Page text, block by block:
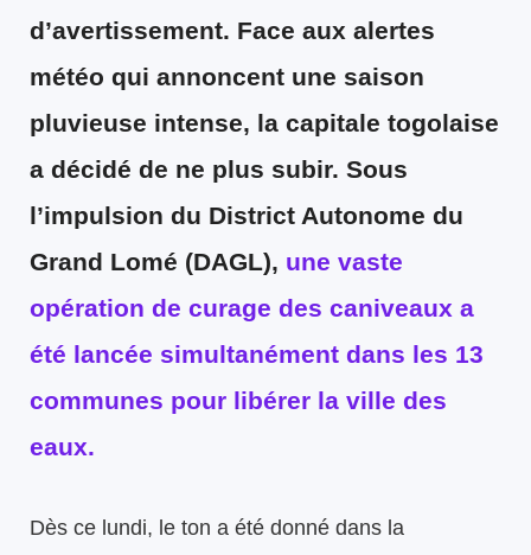
d’avertissement. Face aux alertes
météo qui annoncent une saison
pluvieuse intense, la capitale togolaise
a décidé de ne plus subir. Sous
l’impulsion du District Autonome du
Grand Lomé (DAGL), une vaste
opération de curage des caniveaux a
été lancée simultanément dans les 13
communes pour libérer la ville des
eaux.
Dès ce lundi, le ton a été donné dans la